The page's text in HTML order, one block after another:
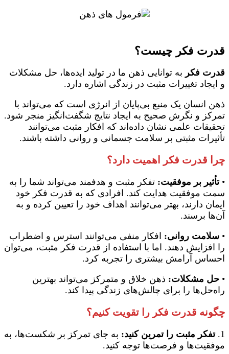
قدرت فکر چیست؟
قدرت فکر به توانایی ذهن ما در تولید ایده‌ها، حل مشکلات
و ایجاد تغییرات مثبت در زندگی اشاره دارد.
ذهن انسان یک منبع بی‌پایان از انرژی است که می‌تواند با
تمرکز و نگرش صحیح به ایجاد نتایج شگفت‌انگیز منجر شود.
تحقیقات علمی نشان داده‌اند که افکار مثبت می‌توانند
تأثیرات مثبتی بر سلامت جسمانی و روانی داشته باشند.
چرا قدرت فکر اهمیت دارد؟
•تأثیر بر موفقیت: تفکر مثبت و هدفمند می‌تواند شما را به
سمت موفقیت هدایت کند. افرادی که به قدرت فکر خود
ایمان دارند، بهتر می‌توانند اهداف خود را تعیین کرده و به
آن‌ها برسند.
• سلامت روانی: افکار منفی می‌توانند استرس و اضطراب
را افزایش دهند. اما با استفاده از قدرت فکر مثبت، می‌توان
احساس آرامش بیشتری را تجربه کرد.
• حل مشکلات: ذهن خلاق و متمرکز می‌تواند بهترین
راه‌حل‌ها را برای چالش‌های زندگی پیدا کند.
چگونه قدرت فکر را تقویت کنیم؟
1. تفکر مثبت را تمرین کنید: به جای تمرکز بر شکست‌ها، به
موفقیت‌ها و فرصت‌ها توجه کنید.